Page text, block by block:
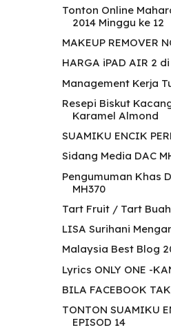
Tonton Online
2014 Minggu ke 12
MAKEUP REMOVER
HARGA iPAD AIR 2 di
Management Kerja
Resepi Biskut
Karamel Almond
SUAMIKU ENCIK
Sidang Media DAC
Pengumuman Khas
MH370
Tart Fruit / Tart
LISA Surihani
Malaysia Best Blog
Lyrics ONLY ONE -
BILA FACEBOOK
TONTON SUAMIKU
EPISOD 14